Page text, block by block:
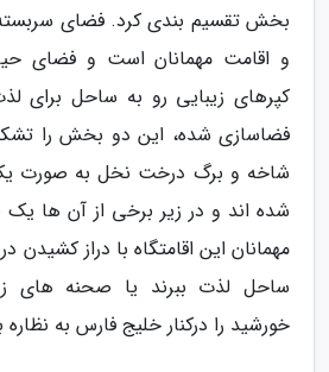
بخش تقسیم بندی کرد. فضای
و اقامت مهمانان است و فضای
کپرهای زیبایی رو به ساحل برای
فضاسازی شده، این دو بخش را
شاخه و برگ درخت نخل به صورت یک
شده اند و در زیر برخی از آن ها
مهمانان این اقامتگاه با دراز کشیدن
ساحل لذت ببرند یا صحنه های
خورشید را درکنار خلیج فارس به نظاره